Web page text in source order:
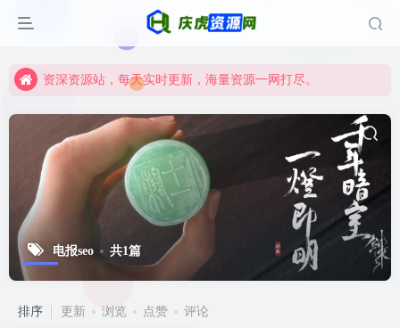
资深资源站，每天实时更新，海量资源一网打尽。
【启明网】找项目 + 低成本创业 + 减少信息差 + 见识各种项目 + 提升网创认知。
资深资源站，每天实时更新，海量资源一网打尽。
电报seo 共1篇
排序 更新 浏览 点赞 评论